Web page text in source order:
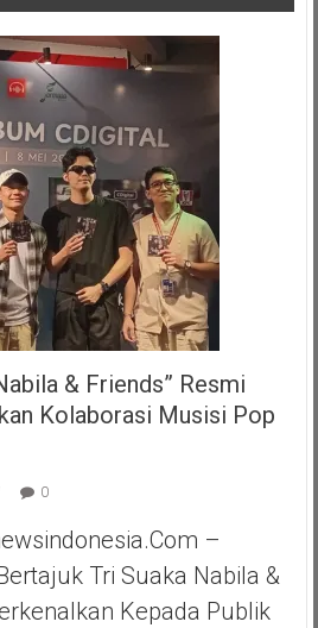
& Friends” Resmi
Kolaborasi Musisi Pop
0
–
Tri Suaka Nabila &
Kepada Publik